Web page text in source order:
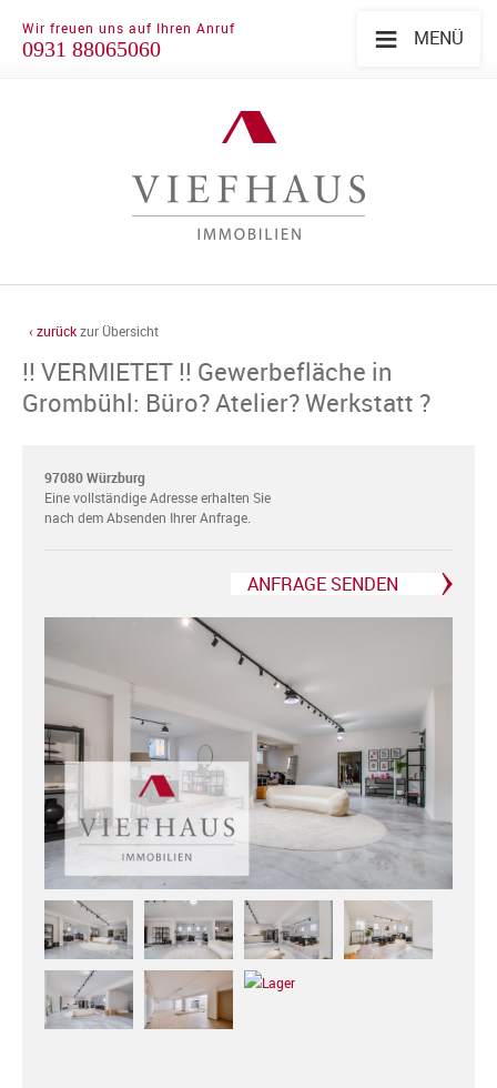
≡ MENÜ
Wir freuen uns auf Ihren Anruf
0931 88065060
‹ zurückzur Übersicht
!! VERMIETET !! Gewerbefläche in
Grombühl: Büro? Atelier? Werkstatt ?
97080 Würzburg
Eine vollständige Adresse erhalten Sie
nach dem Absenden Ihrer Anfrage.
ANFRAGE SENDEN